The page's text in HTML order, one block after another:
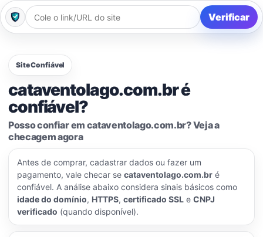
Verificar
Site Confiável
cataventolago.com.br é
confiável?
Posso confiar em cataventolago.com.br? Veja a
checagem agora
Antes de comprar, cadastrar dados ou fazer um
pagamento, vale checar se cataventolago.com.br é
confiável. A análise abaixo considera sinais básicos como
idade do domínio, HTTPS, certificado SSL e CNPJ
verificado (quando disponível).